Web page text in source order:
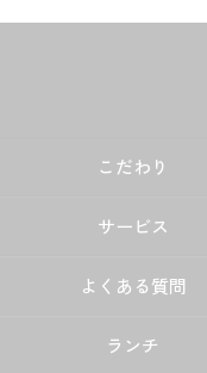
こだわり
サービス
よくある質問
ランチ